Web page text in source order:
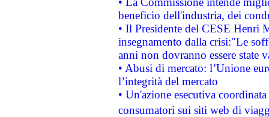
beneficio dell'industria, dei
• Il Presidente del CESE Henri
insegnamento dalla crisi:"Le
anni non dovranno essere state
• Abusi di mercato: l’Unione
l’integrità del mercato
• Un'azione esecutiva
consumatori sui siti web di